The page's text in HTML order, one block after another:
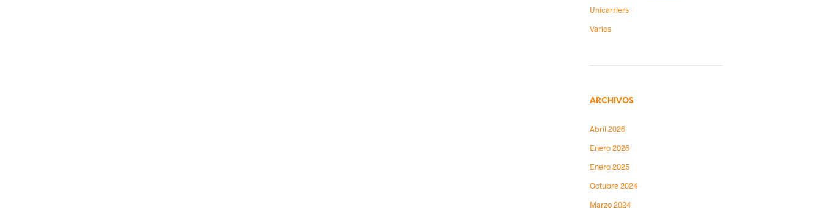
Unicarriers
Varios
ARCHIVOS
Abril 2026
Enero 2026
Enero 2025
Octubre 2024
Marzo 2024